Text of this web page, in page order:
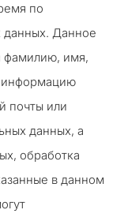
по
данных. Данное
фамилию, имя,
информацию
почты или
данных, а
обработка
в данном